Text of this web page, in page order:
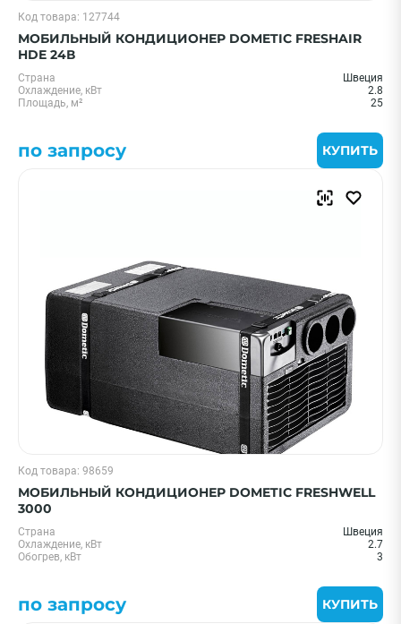
Код товара: 127744
МОБИЛЬНЫЙ КОНДИЦИОНЕР DOMETIC FRESHAIR
HDE 24В
Страна
Швеция
Охлаждение, кВт
2.8
Площадь, м²
25
по запросу КУПИТЬ
Код товара: 98659
МОБИЛЬНЫЙ КОНДИЦИОНЕР DOMETIC FRESHWELL
3000
Страна
Швеция
Охлаждение, кВт
2.7
Обогрев, кВт
3
по запросу КУПИТЬ